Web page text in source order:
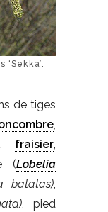
de tiges
,
, fraisier,
(Lobelia
batatas),
, pied